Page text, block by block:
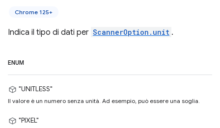
Chrome 125+
Indica il tipo di dati per ScannerOption.unit .
ENUM
"UNITLESS"
Il valore è un numero senza unità. Ad esempio, può essere una soglia.
"PIXEL"